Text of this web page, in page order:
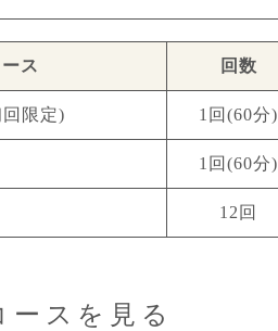
ス 回数
限定) 1回(60分)
1回(60分)
12回
ースを見る